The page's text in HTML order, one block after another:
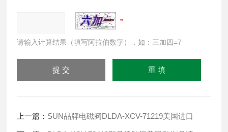
请输入计算结果（填写阿拉伯数字），如：三加四=7
上一篇： SUN品牌电磁阀DLDA-XCV-71219美国进口